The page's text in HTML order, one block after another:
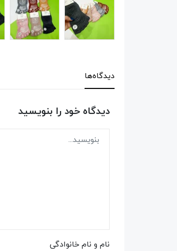
دیدگاه‌ها
دیدگاه خود را بنویسید
نام و نام خانوادگی